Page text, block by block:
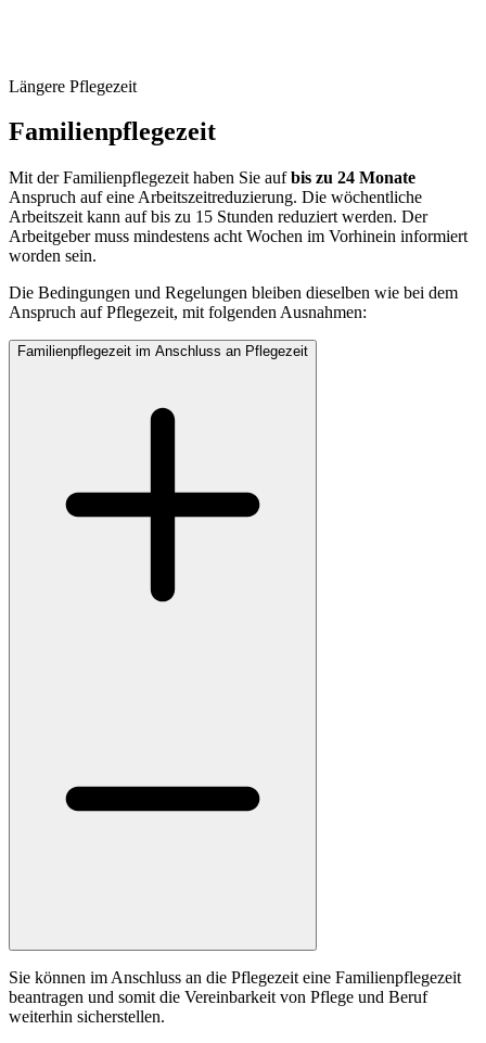
Längere Pflegezeit
Familienpflegezeit
Mit der Familienpflegezeit haben Sie aufbis zu 24 Monate
Anspruch auf eine Arbeitszeitreduzierung. Die wöchentliche
Arbeitszeit kann auf bis zu 15 Stunden reduziert werden. Der
Arbeitgeber muss mindestens acht Wochen im Vorhinein informiert
worden sein.
Die Bedingungen und Regelungen bleiben dieselben wie bei dem
Anspruch auf Pflegezeit, mit folgenden Ausnahmen:
Familienpflegezeit im Anschluss an Pflegezeit
Sie können im Anschluss an die Pflegezeit eine Familienpflegezeit
beantragen und somit die Vereinbarkeit von Pflege und Beruf
weiterhin sicherstellen.